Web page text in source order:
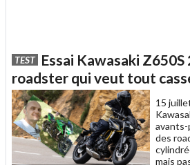
TEST Essai Kawasaki Z650S
roadster qui veut tout
15
des
mais